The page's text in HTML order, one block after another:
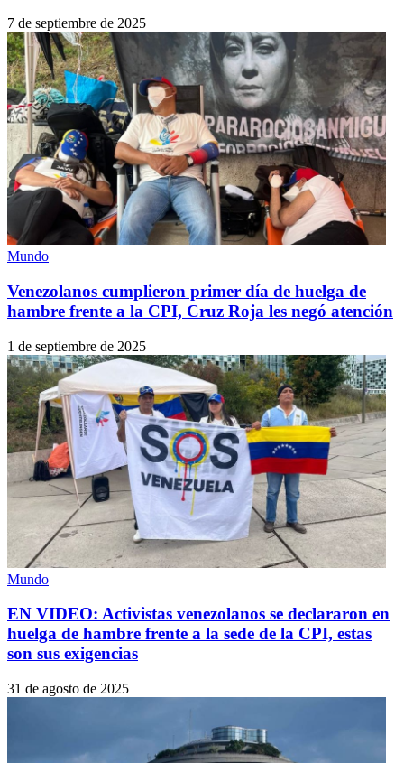
7 de septiembre de 2025
Mundo
Venezolanos cumplieron primer día de huelga de
hambre frente a la CPI, Cruz Roja les negó atención
1 de septiembre de 2025
Mundo
EN VIDEO: Activistas venezolanos se declararon en
huelga de hambre frente a la sede de la CPI, estas
son sus exigencias
31 de agosto de 2025